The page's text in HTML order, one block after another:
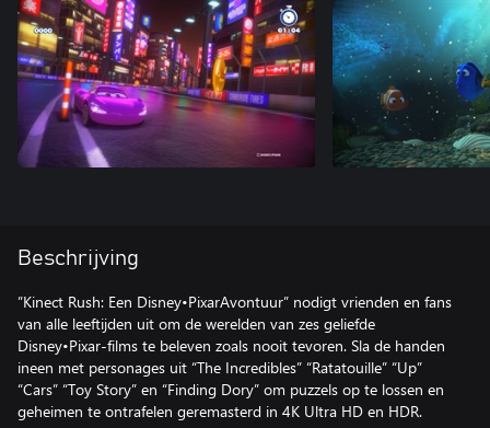
Beschrijving
”Kinect Rush: Een Disney•PixarAvontuur” nodigt vrienden en fans
van alle leeftijden uit om de werelden van zes geliefde
Disney•Pixar-films te beleven zoals nooit tevoren. Sla de handen
ineen met personages uit “The Incredibles” “Ratatouille” “Up”
“Cars” “Toy Story” en “Finding Dory” om puzzels op te lossen en
geheimen te ontrafelen geremasterd in 4K Ultra HD en HDR.